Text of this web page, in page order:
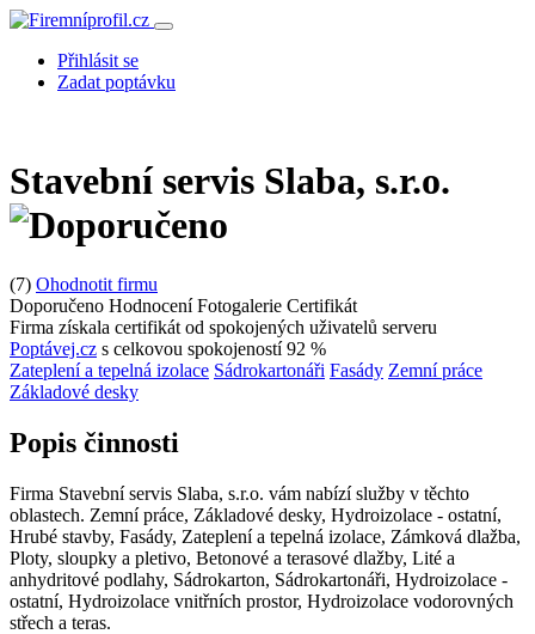
Přihlásit se
Zadat poptávku
Stavební servis Slaba, s.r.o.
(7) Ohodnotit firmu
Doporučeno Hodnocení Fotogalerie Certifikát
Firma získala certifikát od spokojených uživatelů serveru
Poptávej.cz s celkovou spokojeností 92 %
Zateplení a tepelná izolace Sádrokartonáři Fasády Zemní práce
Základové desky
Popis činnosti
Firma Stavební servis Slaba, s.r.o. vám nabízí služby v těchto
oblastech. Zemní práce, Základové desky, Hydroizolace - ostatní,
Hrubé stavby, Fasády, Zateplení a tepelná izolace, Zámková dlažba,
Ploty, sloupky a pletivo, Betonové a terasové dlažby, Lité a
anhydritové podlahy, Sádrokarton, Sádrokartonáři, Hydroizolace -
ostatní, Hydroizolace vnitřních prostor, Hydroizolace vodorovných
střech a teras.